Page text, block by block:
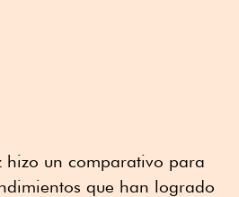
hizo un comparativo para
que han logrado